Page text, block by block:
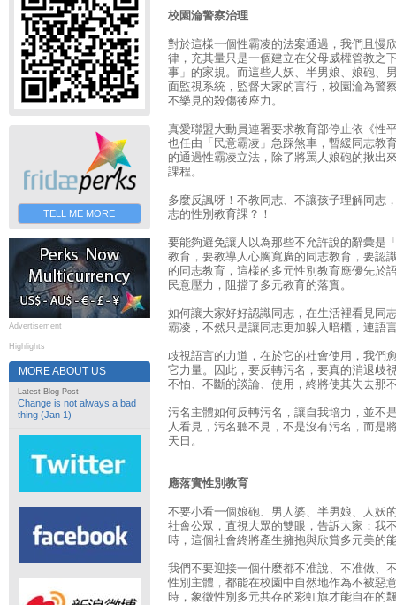
TELL ME MORE
Advertisement
Highlights
MORE ABOUT US
Latest Blog Post
Change is not always a bad
thing (Jan 1)
校園淪警察治理
對於這樣一個性霸凌的法案通過，我們且慢
律，充其量只是一個建立在父母威權管教之
事」的家規。而這些人妖、半男娘、娘砲、
面監視系統，監督大家的言行，校園淪為警
不樂見的殺傷後座力。
真愛聯盟大動員連署要求教育部停止依《性
也任由「民意霸凌」急踩煞車，暫緩同志教
的通過性霸凌立法，除了將罵人娘砲的揪出
課程。
多麼反諷呀！不教同志、不讓孩子理解同志
志的性別教育課？！
要能夠避免讓人以為那些不允許說的辭彙是
教育，要教導人心胸寬廣的同志教育，要認
的同志教育，這樣的多元性別教育應優先於
民意壓力，阻擋了多元教育的落實。
如何讓大家好好認識同志，在生活裡看見同
霸凌，不然只是讓同志更加躲入暗櫃，連語
歧視語言的力道，在於它的社會使用，我們
它力量。因此，要反轉污名，要真的消退歧
不怕、不斷的談論、使用，終將使其失去那
污名主體如何反轉污名，讓自我培力，並不
人看見，污名聽不見，不是沒有污名，而是
天日。
應落實性別教育
不要小看一個娘砲、男人婆、半男娘、人妖
社會公眾，直視大眾的雙眼，告訴大家：我
時，這個社會終將產生擁抱與欣賞多元美的
我們不要迎接一個什麼都不准說、不准做、
性別主體，都能在校園中自然地作為不被惡
時，象徵性別多元共存的彩虹旗才能自在的